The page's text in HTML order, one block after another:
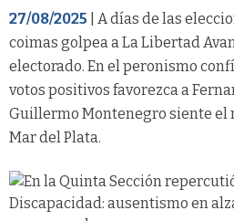
27/08/2025 | A días de las
coimas golpea a La Libertad
electorado. En el peronismo
votos positivos favorezca a
Guillermo Montenegro siente el
Mar del Plata.